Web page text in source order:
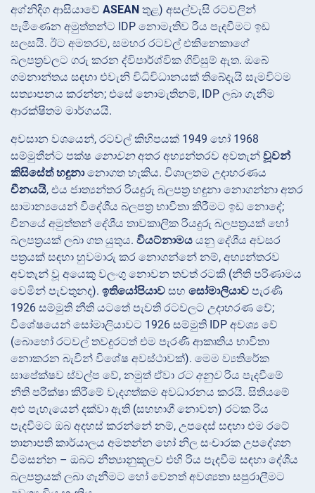
අග්නිදිග ආසියාවේ ASEAN තුළ) අසල්වැසි රටවලින්
පැමිණෙන අමුත්තන්ට IDP නොමැතිව රිය පැදවීමට ඉඩ
සලසයි. ඊට අමතරව, සමහර රටවල් එකිනෙකාගේ
බලපත්‍රවලට ගරු කරන ද්විපාර්ශ්වික ගිවිසුම් ඇත. ඔබේ
ගමනාන්තය සඳහා එවැනි විධිවිධානයක් තිබේදැයි සැමවිටම
සත්‍යාපනය කරන්න; එසේ නොමැතිනම්, IDP ලබා ගැනීම
ආරක්ෂිතම මාර්ගයයි.
අවසාන වශයෙන්, රටවල් කිහිපයක් 1949 හෝ 1968
සම්මුතීන්ට පක්ෂ නොවනඅතර අභ්‍යන්තරව අවතැන් වූවන්
කිසිසේත් හඳුනානොගත හැකිය. විශාලතම උදාහරණය
චීනයයි, එය ජාත්‍යන්තර රියදුරු බලපත්‍ර හඳුනා නොගන්නා අතර
සාමාන්‍යයෙන් විදේශීය බලපත්‍ර භාවිතා කිරීමට ඉඩ නොදේ;
චීනයේ අමුත්තන් දේශීය තාවකාලික රියදුරු බලපත්‍රයක් හෝ
බලපත්‍රයක් ලබා ගත යුතුය. වියට්නාමය යනු දේශීය අවසර
පත්‍රයක් සඳහා හුවමාරු කර නොගන්නේ නම්, අභ්‍යන්තරව
අවතැන් වූ අයෙකු වලංගු නොවන තවත් රටකි (නීති පරිණාමය
වෙමින් පැවතුනද). ඉතියෝපියාව සහ සෝමාලියාව පැරණි
1926 සම්මුති නීති යටතේ පැවති රටවලට උදාහරණ වේ;
විශේෂයෙන් සෝමාලියාවට 1926 සම්මුති IDP අවශ්‍ය වේ
(බොහෝ රටවල් තවදුරටත් එම පැරණි ආකෘතිය භාවිතා
නොකරන බැවින් විශේෂ අවස්ථාවක්). මෙම ව්‍යතිරේක
සාපේක්ෂව ස්වල්ප වේ, නමුත් ඒවා රට අනුවරිය පැදවීමේ
නීති පරීක්ෂා කිරීමේ වැදගත්කම අවධාරනය කරයි. සිතියමේ
අළු පැහැයෙන් දක්වා ඇති (සහභාගී නොවන) රටක රිය
පැදවීමට ඔබ අදහස් කරන්නේ නම්, උපදෙස් සඳහා එම රටේ
තානාපති කාර්යාලය අමතන්න හෝ නිල සංචාරක උපදේශන
විමසන්න – ඔබට නීත්‍යානුකූලව එහි රිය පැදවීම සඳහා දේශීය
බලපත්‍රයක් ලබා ගැනීමට හෝ වෙනත් අවශ්‍යතා සපුරාලීමට